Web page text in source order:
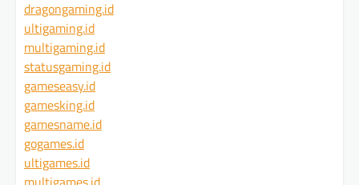
dragongaming.id
ultigaming.id
multigaming.id
statusgaming.id
gameseasy.id
gamesking.id
gamesname.id
gogames.id
ultigames.id